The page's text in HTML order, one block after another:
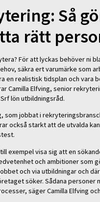
Så
rätt
För att lyckas behöver ni
säkra ert varumärke som
en realistisk tidsplan och vara
Camilla Elfving, senior
lön utbildningsråd.
som jobbat i
också starkt att de utvalda
exempel visa sig att en
och ambitioner som
och via utbildningar och
söker. Sådana personer
säger Camilla Elfving